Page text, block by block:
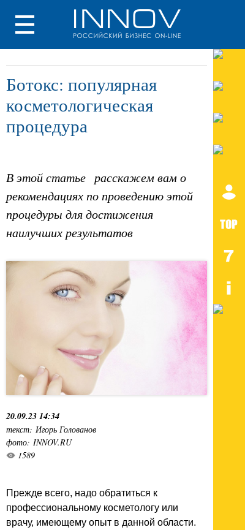
Ботокс: популярная
косметологическая
процедура
В этой статье расскажем вам о
рекомендациях по проведению этой
процедуры для достижения
наилучших результатов
20.09.23 14:34
текст: Игорь Голованов
фото: INNOV.RU
1589
Прежде всего, надо обратиться к
профессиональному косметологу или
врачу, имеющему опыт в данной области.